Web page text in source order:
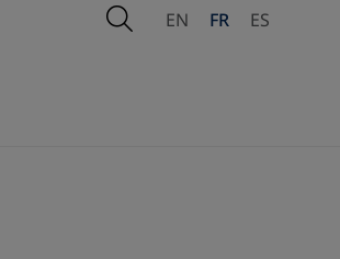
Open Search
EN FR ES